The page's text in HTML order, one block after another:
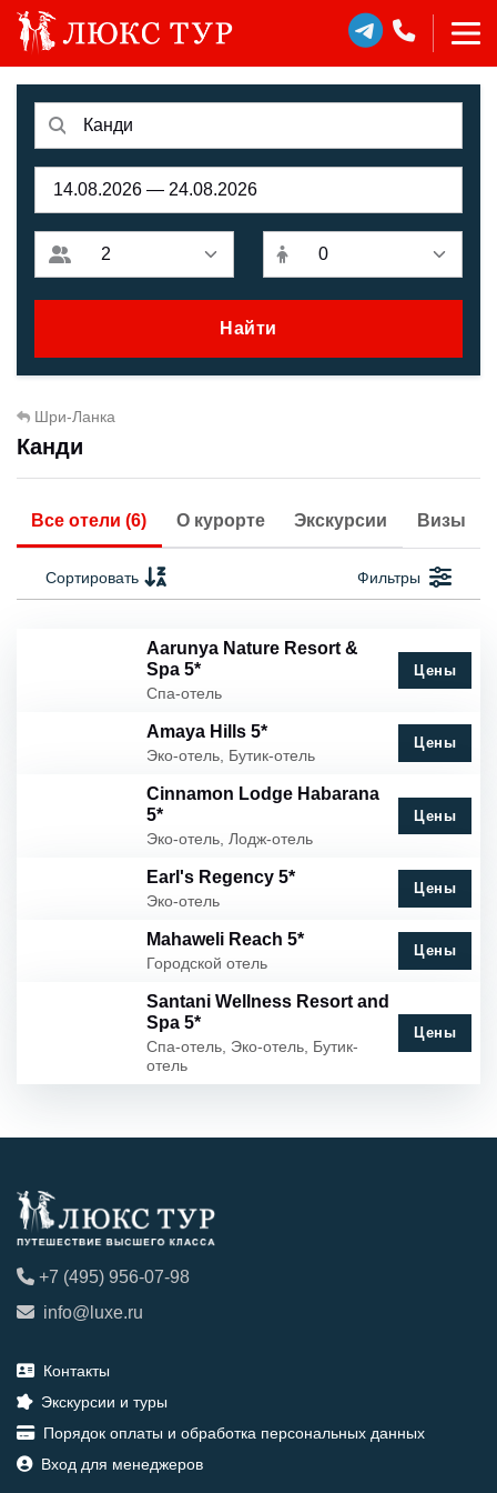
Найти
Шри-Ланка
Канди
Все отели (6) О курорте Экскурсии Визы
Сортировать Фильтры
Aarunya Nature Resort &
Spa 5*
Спа-отель
Цены
Amaya Hills 5*
Эко-отель, Бутик-отель
Цены
Cinnamon Lodge Habarana
5*
Эко-отель, Лодж-отель
Цены
Earl's Regency 5*
Эко-отель
Цены
Mahaweli Reach 5*
Городской отель
Цены
Santani Wellness Resort and
Spa 5*
Спа-отель, Эко-отель, Бутик-
отель
Цены
+7 (495) 956-07-98
info@luxe.ru
Контакты
Экскурсии и туры
Порядок оплаты и обработка персональных данных
Вход для менеджеров